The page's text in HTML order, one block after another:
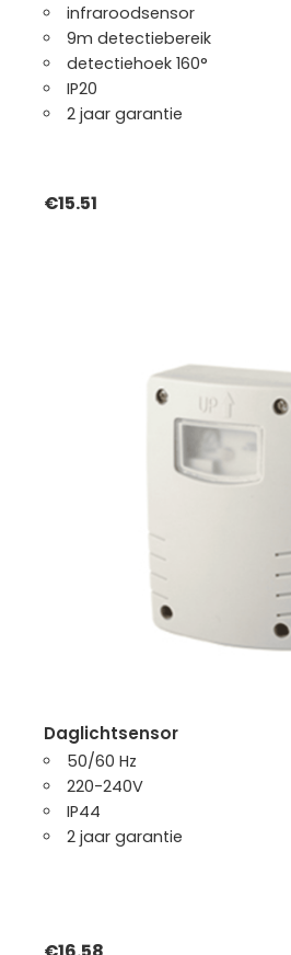
infraroodsensor
9m detectiebereik
detectiehoek 160°
IP20
2 jaar garantie
€15.51
daglichtsensor
50/60 Hz
220-240V
IP44
2 jaar garantie